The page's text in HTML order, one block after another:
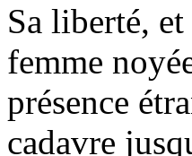
Sa liberté,
femme
présence
cadavre